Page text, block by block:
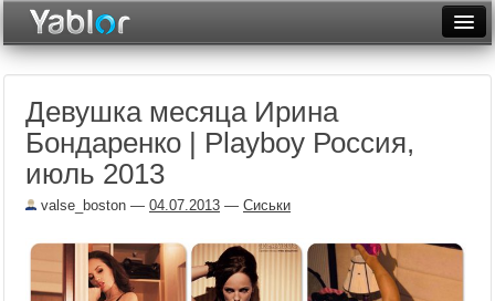
Неделя
Месяц
Рейтинги
Архив
Фототоп
Девушка месяца Ирина
Бондаренко | Playboy Россия,
июль 2013
valse_boston — 04.07.2013 — Сиськи